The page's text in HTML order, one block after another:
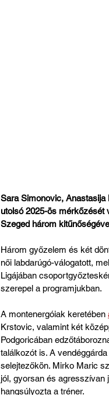
Sara Simonovic,
utolsó 2025-ös mérkőzését
Szeged három
Három győzelem és két
női labdarúgó-válogatott,
Ligájában
szerepel a programjukban.
A montenergóiak keretében
Krstovic, valamint két
Podgoricában
találkozót is. A
selejtezőkön. Mirko Maric
jól, gyorsan és
hangsúlyozta a tréner.